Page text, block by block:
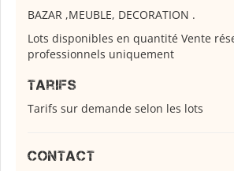
BAZAR ,MEUBLE, DECORATION .
Lots disponibles en quantité Vente
professionnels uniquement
Tarifs
Tarifs sur demande selon les lots
Contact